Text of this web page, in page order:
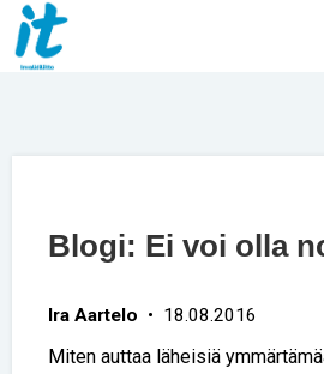
Blogi: Ei voi olla
Ira Aartelo • 18.08.2016
Miten auttaa läheisiä